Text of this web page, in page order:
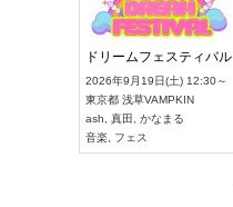
ドリームフェスティバル
2026年9月19日(土) 12:30～
東京都 浅草VAMPKIN
ash
真田
かなまる
音楽
フェス